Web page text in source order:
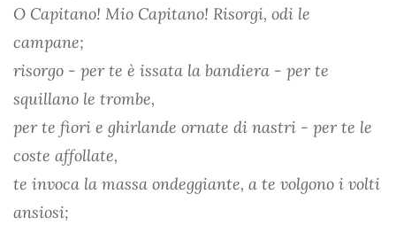
O Capitano! Mio Capitano! Risorgi, odi le
campane;
risorgo - per te è issata la bandiera - per te
squillano le trombe,
per te fiori e ghirlande ornate di nastri - per te le
coste affollate,
te invoca la massa ondeggiante, a te volgono i volti
ansiosi;